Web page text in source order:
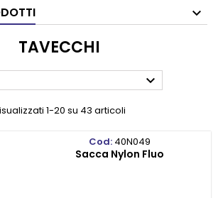
TAVECCHI

1-20 su 43 articoli
Cod: 40N049
Sacca Nylon Fluo